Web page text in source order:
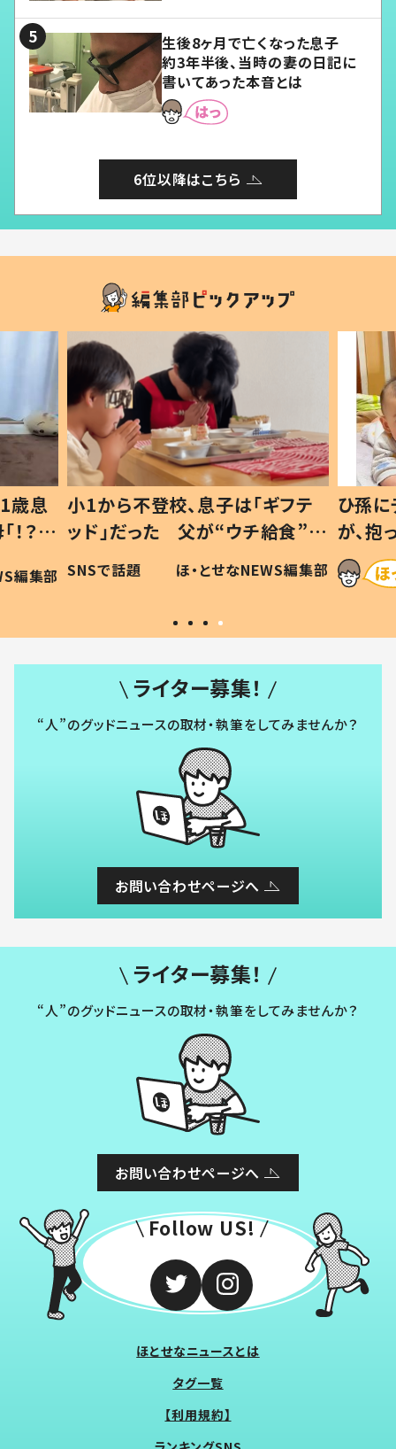
生後8ヶ月で亡くなった息子
約3年半後、当時の妻の日記に
書いてあった本音とは
6位以降はこちら
歳息
？」
編集部
小1から不登校、息子は「ギフテ
ッド」だった 父が“ウチ給食”を
作り続ける理由とは #令和の親
#令和の子
SNSで話題 ほ・とせなNEWS編集部
ひ孫
が、
「涙が
い」
ライター募集！
“人”のグッドニュースの取材・執筆をしてみませんか？
お問い合わせページへ
ライター募集！
“人”のグッドニュースの取材・執筆をしてみませんか？
お問い合わせページへ
Follow US!
ほとせなニュースとは
タグ一覧
【利用規約】